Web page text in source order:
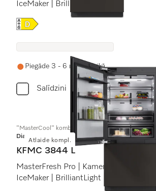
IceMaker | BrilliantLight Pro
Online Label Flag,
Piegāde 3 - 6 nedēļu laikā
Salīdzini
Atlaide kompl.
"MasterCool" komb. ledussk. ar saldētavu
Diamond
KFMC 3844 L
MasterFresh Pro | Kameras | AirClean
IceMaker | BrilliantLight Pro